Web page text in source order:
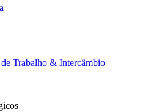
Trabalho & Intercâmbio